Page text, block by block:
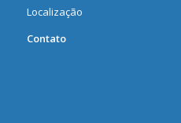
Localização
Contato